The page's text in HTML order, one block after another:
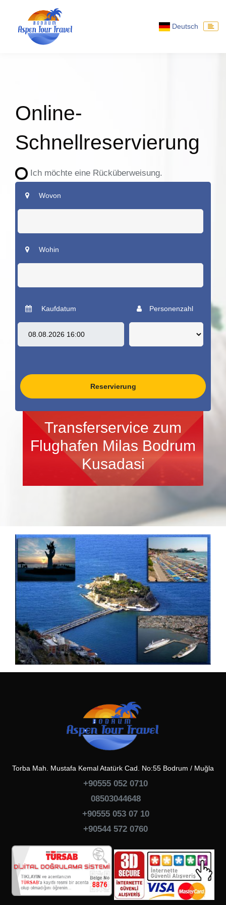
Deutsch
Online-
Schnellreservierung
Ich möchte eine Rücküberweisung.
Wovon
Wohin
Kaufdatum Personenzahl
Reservierung
Transferservice zum
Flughafen Milas Bodrum
Kusadasi
Torba Mah. Mustafa Kemal Atatürk Cad. No:55 Bodrum / Muğla
+90555 052 0710
08503044648
+90555 053 07 10
+90544 572 0760